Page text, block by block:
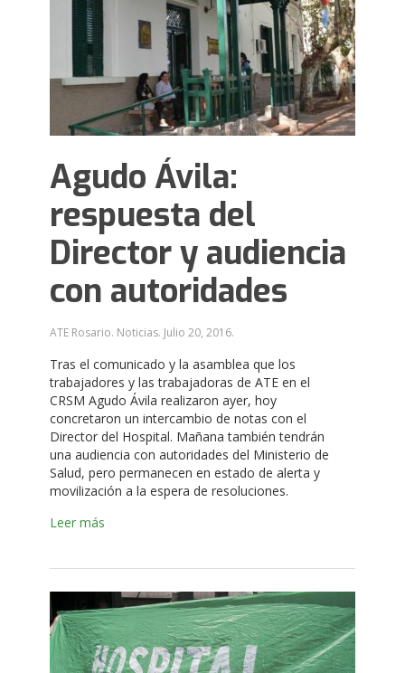
Agudo Ávila:
respuesta del
Director y audiencia
con autoridades
ATE Rosario. Noticias. Julio 20, 2016.
Tras el comunicado y la asamblea que los
trabajadores y las trabajadoras de ATE en el
CRSM Agudo Ávila realizaron ayer, hoy
concretaron un intercambio de notas con el
Director del Hospital. Mañana también tendrán
una audiencia con autoridades del Ministerio de
Salud, pero permanecen en estado de alerta y
movilización a la espera de resoluciones.
Leer más